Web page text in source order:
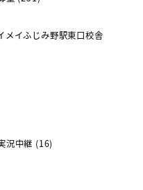
イふじみ野駅東口校舎
況中継 (16)